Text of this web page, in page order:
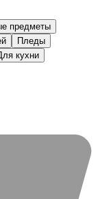
предметы
Пледы
кухни